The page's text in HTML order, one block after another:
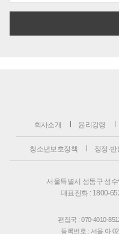
회사소개 윤리강령
청소년보호정책 정정·
서울특별시 성동구 성
대표전화 : 1800-
편집국 : 070-4010-
등록번호 : 서울 아